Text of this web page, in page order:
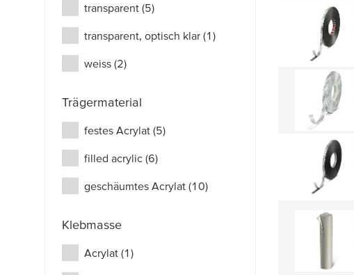
transparent (5)
transparent, optisch klar (1)
weiss (2)
Trägermaterial
festes Acrylat (5)
filled acrylic (6)
geschäumtes Acrylat (10)
Klebmasse
Acrylat (1)